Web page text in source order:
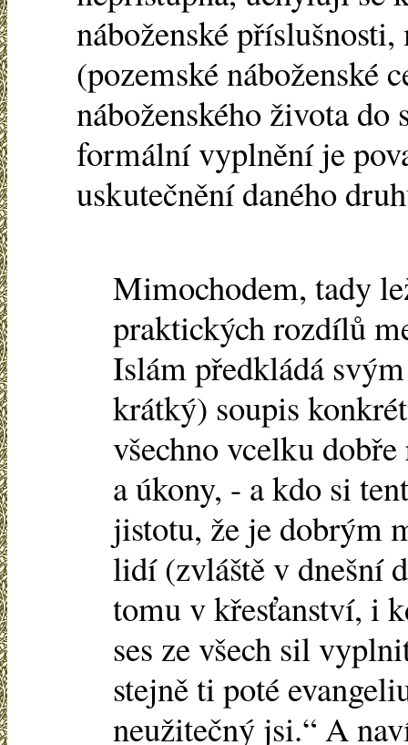
náboženské
(pozemské náboženské
náboženského života
formální vyplnění je
uskutečnění daného
Mimochodem, tady
praktických rozdílů
Islám předkládá
krátký) soupis
všechno vcelku
a úkony, - a kdo si
jistotu, že je dobrým
lidí (zvláště v dnešní
tomu v křesťanství, i
ses ze všech sil
stejně ti poté
neužitečný jsi.“ A